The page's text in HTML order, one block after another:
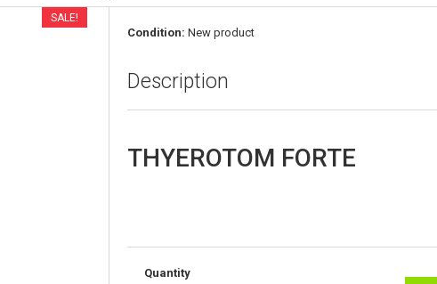
SALE!
Condition: New product
Description
THYEROTOM FORTE
Quantity